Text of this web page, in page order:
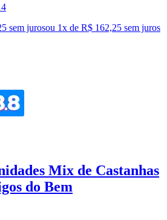
sem jurosou 1x de R$ 162,25 sem juros
Mix de Castanhas
do Bem